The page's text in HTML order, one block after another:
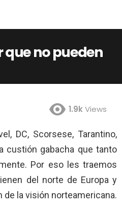
que no pueden
1.9kViews
DC, Scorsese, Tarantino,
custión gabacha que tanto
Por eso les traemos
del norte de Europa y
la visión norteamericana.